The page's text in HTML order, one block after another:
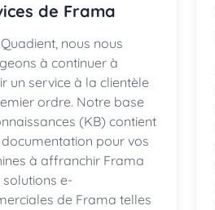
de Frama
nous nous
à continuer à
un service à la clientèle
ordre. Notre base
(KB) contient
pour vos
à affranchir Frama
solutions e-
de Frama telles